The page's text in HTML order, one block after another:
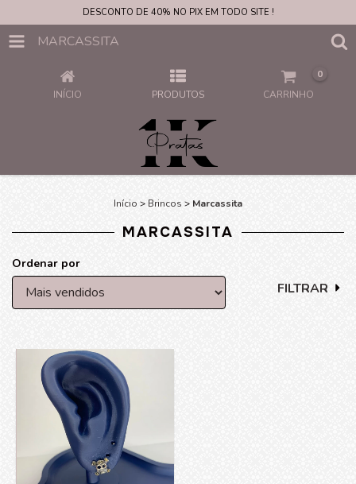
DESCONTO DE 40% NO PIX EM TODO SITE !
MARCASSITA
INÍCIO PRODUTOS CARRINHO
0
Início > Brincos > Marcassita
MARCASSITA
Ordenar por
FILTRAR